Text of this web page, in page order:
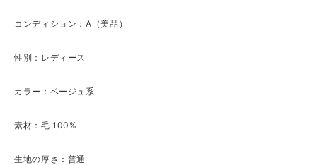
コンディション：A（美品）
性別：レディース
カラー：ベージュ系
素材：毛 100%
生地の厚さ：普通